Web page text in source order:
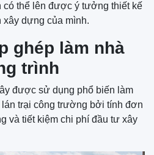
có thể lên được ý tưởng thiết kế
xây dựng của mình.
ghép làm nhà
trình
được sử dụng phổ biến làm
trại công trường bởi tính đơn
và tiết kiệm chi phí đầu tư xây